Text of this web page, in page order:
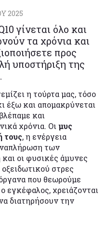
2025
γίνεται όλο και
τα χρόνια και
προς
υποστήριξη της
η τούρτα μας, τόσο
έξω και απομακρύνεται
και
χρόνια. Οιμυς
τους, η ενέργεια
των
οι φυσικές άμυνες
στρες
που θεωρούμε
εγκέφαλος, χρειάζονται
διατηρήσουν την